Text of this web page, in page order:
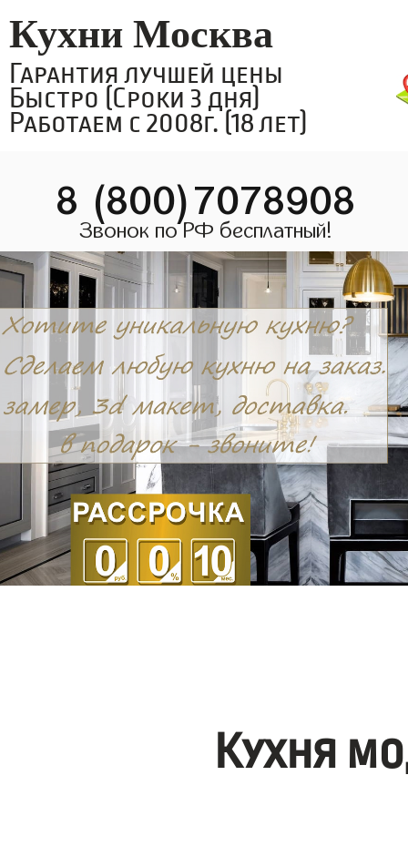
Кухни Москва
Гарантия лучшей цены
Быстро (Сроки 3 дня)
Работаем с 2008г. (18 лет)
8 (800)7078908
Звонок по РФ бесплатный!
Кухня